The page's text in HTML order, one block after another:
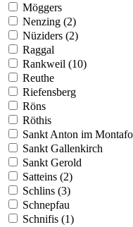
Möggers
Nenzing (2)
Nüziders (2)
Raggal
Rankweil (10)
Reuthe
Riefensberg
Röns
Röthis
Sankt Anton im
Sankt Gallenkirch
Sankt Gerold
Satteins (2)
Schlins (3)
Schnepfau
Schnifis (1)